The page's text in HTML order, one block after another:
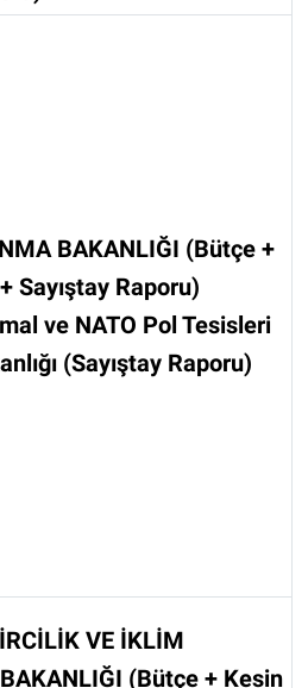
BAKANLIĞI (Bütçe +
Sayıştay Raporu)
ve NATO Pol Tesisleri
(Sayıştay Raporu)
VE İKLİM
(Bütçe + Kesin